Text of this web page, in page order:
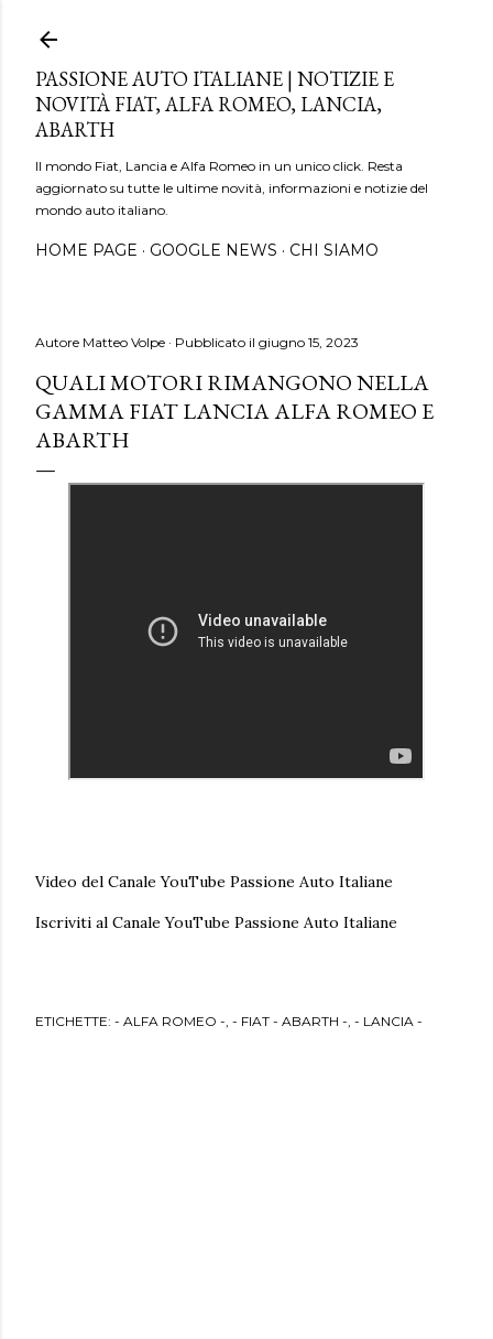
PASSIONE AUTO ITALIANE | NOTIZIE E
NOVITÀ FIAT, ALFA ROMEO, LANCIA,
ABARTH
Il mondo Fiat, Lancia e Alfa Romeo in un unico click. Resta
aggiornato su tutte le ultime novità, informazioni e notizie del
mondo auto italiano.
HOME PAGE GOOGLE NEWS CHI SIAMO
Autore Matteo Volpe Pubblicato il giugno 15, 2023
QUALI MOTORI RIMANGONO NELLA
GAMMA FIAT LANCIA ALFA ROMEO E
ABARTH
Video del Canale YouTube Passione Auto Italiane
Iscriviti al Canale YouTube Passione Auto Italiane
ETICHETTE: - ALFA ROMEO - - FIAT - ABARTH - - LANCIA -